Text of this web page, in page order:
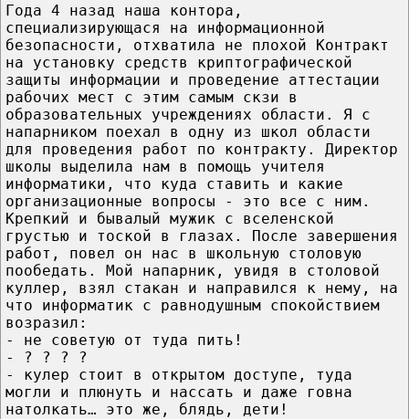
Года 4 назад наша контора,
специализирующася на информационной
безопасности, отхватила не плохой Контракт
на установку средств криптографической
защиты информации и проведение аттестации
рабочих мест с этим самым скзи в
образовательных учреждениях области. Я с
напарником поехал в одну из школ области
для проведения работ по контракту. Директор
школы выделила нам в помощь учителя
информатики, что куда ставить и какие
организационные вопросы - это все с ним.
Крепкий и бывалый мужик с вселенской
грустью и тоской в глазах. После завершения
работ, повел он нас в школьную столовую
пообедать. Мой напарник, увидя в столовой
куллер, взял стакан и направился к нему, на
что информатик с равнодушным спокойствием
возразил:
- не советую от туда пить!
- ? ? ? ?
- кулер стоит в открытом доступе, туда
могли и плюнуть и нассать и даже говна
натолкать… это же, блядь, дети!